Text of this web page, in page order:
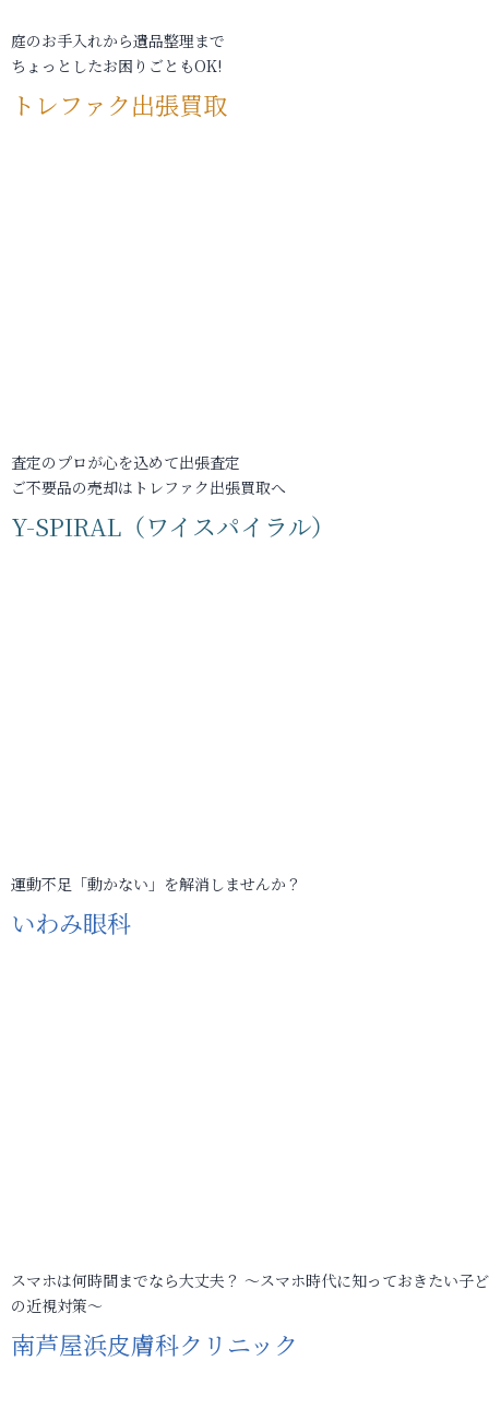
庭のお手入れから遺品整理まで
ちょっとしたお困りごともOK!
トレファク出張買取
査定のプロが心を込めて出張査定
ご不要品の売却はトレファク出張買取へ
Y-SPIRAL（ワイスパイラル）
運動不足「動かない」を解消しませんか？
いわみ眼科
スマホは何時間までなら大丈夫？ ～スマホ時代に知っておきたい子
の近視対策～
南芦屋浜皮膚科クリニック